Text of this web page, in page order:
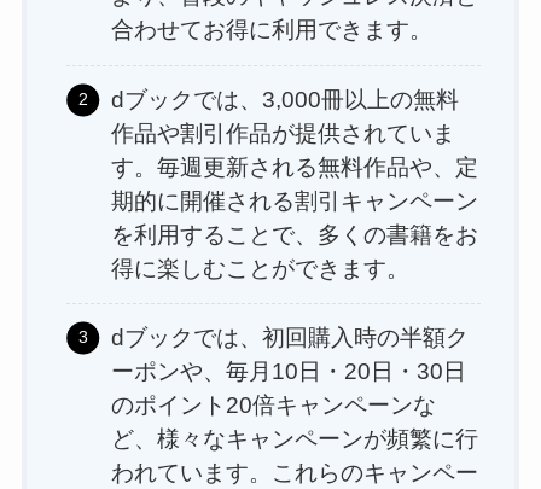
合わせてお得に利用できます。
dブックでは、3,000冊以上の無料
作品や割引作品が提供されていま
す。毎週更新される無料作品や、定
期的に開催される割引キャンペーン
を利用することで、多くの書籍をお
得に楽しむことができます。
dブックでは、初回購入時の半額ク
ーポンや、毎月10日・20日・30日
のポイント20倍キャンペーンな
ど、様々なキャンペーンが頻繁に行
われています。これらのキャンペー